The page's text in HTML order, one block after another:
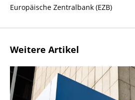
Europäische Zentralbank (EZB)
Weitere Artikel